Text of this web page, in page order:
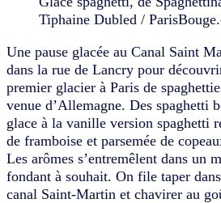
Tiphaine Dubled /
Une pause glacée au Canal Saint
dans la rue de Lancry pour
premier glacier à Paris de
venue d’Allemagne. Des spaghetti
glace à la vanille version spaghetti
de framboise et parsemée de
Les arômes s’entremêlent dans un
fondant à souhait. On file taper
canal Saint-Martin et chavirer au